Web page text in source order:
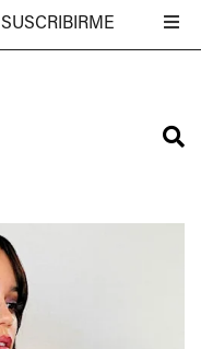
SUSCRIBIRME